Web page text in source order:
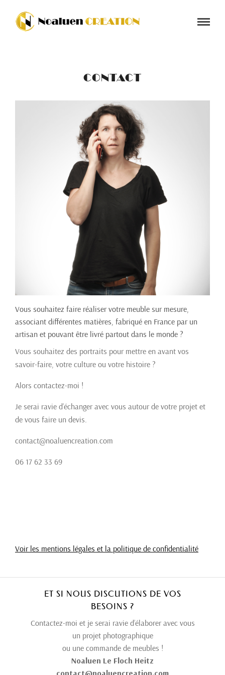
CONTACT
Vous souhaitez faire réaliser votre meuble sur mesure,
associant différentes matières, fabriqué en France par un
artisan et pouvant être livré partout dans le monde ?
Vous souhaitez des portraits pour mettre en avant vos
savoir-faire, votre culture ou votre histoire ?
Alors contactez-moi !
Je serai ravie d’échanger avec vous autour de votre projet et
de vous faire un devis.
contact@noaluencreation.com
06 17 62 33 69
Voir les mentions légales et la politique de confidentialité
ET SI NOUS DISCUTIONS DE VOS
BESOINS ?
Contactez-moi et je serai ravie d’élaborer avec vous
un projet photographique
ou une commande de meubles !
Noaluen Le Floch Heitz
contact@noaluencreation.com